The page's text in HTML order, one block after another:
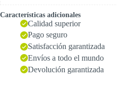
Características adicionales
Calidad superior
Pago seguro
Satisfacción garantizada
Envíos a todo el mundo
Devolución garantizada